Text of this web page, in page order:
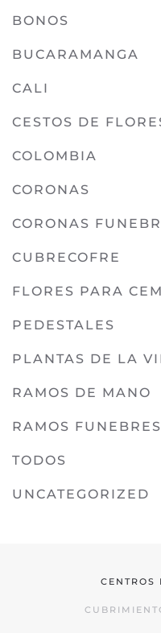
BONOS
BUCARAMANGA
CALI
CESTOS DE
COLOMBIA
CORONAS
CORONAS
CUBRECOFRE
FLORES PARA
PEDESTALES
PLANTAS DE LA
RAMOS DE MANO
RAMOS FUNEBRES
TODOS
UNCATEGORIZED
CENTROS